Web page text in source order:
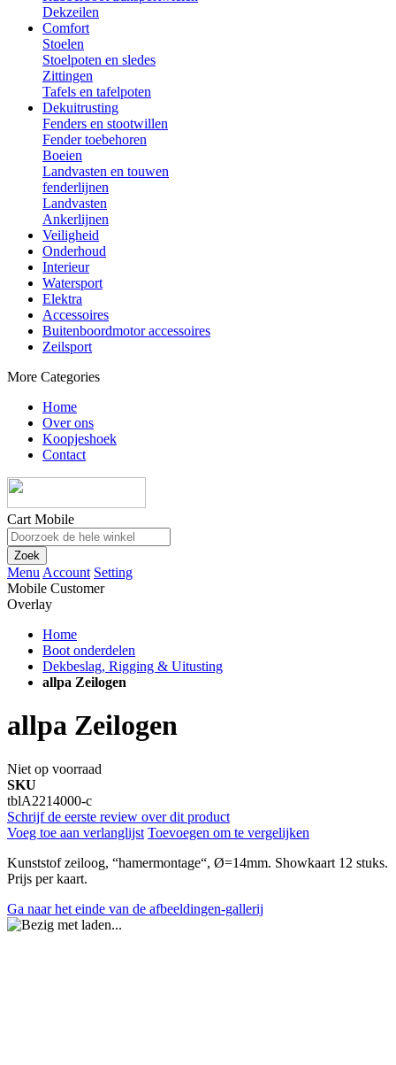
Dekzeilen
Comfort
Stoelen
Stoelpoten en sledes
Zittingen
Tafels en tafelpoten
Dekuitrusting
Fenders en stootwillen
Fender toebehoren
Boeien
Landvasten en touwen
fenderlijnen
Landvasten
Ankerlijnen
Veiligheid
Onderhoud
Interieur
Watersport
Elektra
Accessoires
Buitenboordmotor accessoires
Zeilsport
More Categories
Home
Over ons
Koopjeshoek
Contact
Cart Mobile
Zoek
Menu Account Setting
Mobile Customer
Overlay
Home
Boot onderdelen
Dekbeslag, Rigging & Uitusting
allpa Zeilogen
allpa Zeilogen
Niet op voorraad
SKU
tblA2214000-c
Schrijf de eerste review over dit product
Voeg toe aan verlanglijst Toevoegen om te vergelijken
Kunststof zeiloog, “hamermontage“, Ø=14mm. Showkaart 12 stuks.
Prijs per kaart.
Ga naar het einde van de afbeeldingen-gallerij